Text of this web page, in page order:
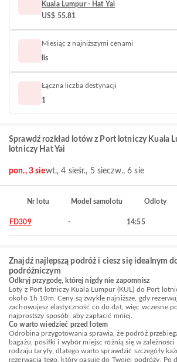
Kuala Lumpur - Hat Yai
US$ 55.81
Miesiąc z najniższymi cenami
lis
Łączna liczba destynacji
1
Sprawdź rozkład lotów z Port lotniczy Kuala
lotniczy Hat Yai
pon., 3 siewt., 4 sieśr., 5 sieczw., 6 sie
Nr lotu Model samolotu Odloty
FD309 - 14:55
Znajdź najlepszą podróż i ciesz się idealnym
podróżniczym
Odkryj przygodę, której nigdy nie zapomnisz
Loty z Port lotniczy Kuala Lumpur (KUL) do Port
około 1h 10m. Ceny są zwykle najniższe, gdy
zachowujesz elastyczność co do dat, więc wczesne
najprostszy sposób, aby zapłacić mniej.
Co warto wiedzieć przed lotem
Odrobina przygotowania sprawia, że podróż
bagażu, posiłki i wybór miejsc różnią się w
rodzaju taryfy, dlatego warto sprawdzić szczegóły
rezerwacją tego, który pasuje do Twojej podróży. Po